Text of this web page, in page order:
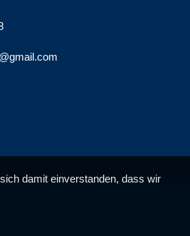
damit einverstanden, dass wir